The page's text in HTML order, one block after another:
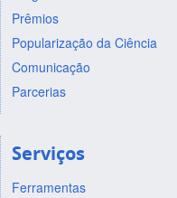
Prêmios
Popularização da Ciência
Comunicação
Parcerias
Serviços
Ferramentas